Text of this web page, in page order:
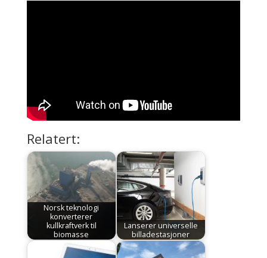
Relatert:
Norsk teknologi
konverterer
kullkraftverk til
biomasse
Lanserer universelle
billadestasjoner